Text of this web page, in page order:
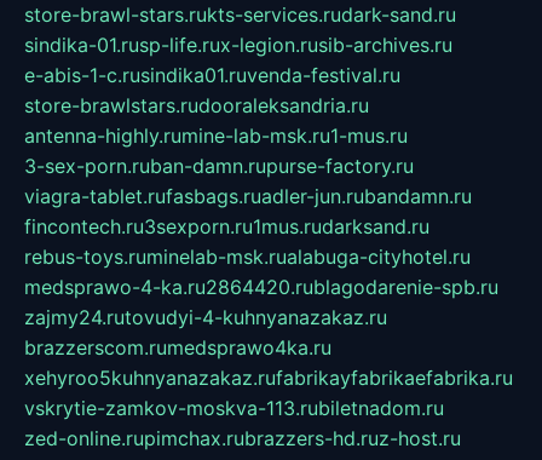
store-brawl-stars.rukts-services.rudark-sand.ru
sindika-01.rusp-life.rux-legion.rusib-archives.ru
e-abis-1-c.rusindika01.ruvenda-festival.ru
store-brawlstars.rudooraleksandria.ru
antenna-highly.rumine-lab-msk.ru1-mus.ru
3-sex-porn.ruban-damn.rupurse-factory.ru
viagra-tablet.rufasbags.ruadler-jun.rubandamn.ru
fincontech.ru3sexporn.ru1mus.rudarksand.ru
rebus-toys.ruminelab-msk.rualabuga-cityhotel.ru
medsprawo-4-ka.ru2864420.rublagodarenie-spb.ru
zajmy24.rutovudyi-4-kuhnyanazakaz.ru
brazzerscom.rumedsprawo4ka.ru
xehyroo5kuhnyanazakaz.rufabrikayfabrikaefabrika.ru
vskrytie-zamkov-moskva-113.rubiletnadom.ru
zed-online.rupimchax.rubrazzers-hd.ruz-host.ru